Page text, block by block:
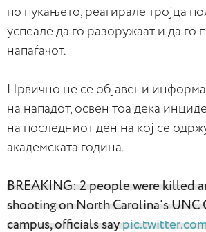
по пукањето, реагирале тројца
успеале да го разоружаат и да го
напаѓачот.
Првично не се објавени
на нападот, освен тоа дека
на последниот ден на кој се
академската година.
BREAKING: 2 people were killed
shooting on North Carolina’s UNC
campus, officials say